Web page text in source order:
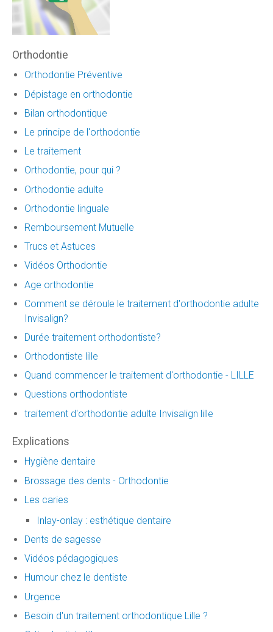
Orthodontie
Orthodontie Préventive
Dépistage en orthodontie
Bilan orthodontique
Le principe de l'orthodontie
Le traitement
Orthodontie, pour qui ?
Orthodontie adulte
Orthodontie linguale
Remboursement Mutuelle
Trucs et Astuces
Vidéos Orthodontie
Age orthodontie
Comment se déroule le traitement d'orthodontie adulte
Invisalign?
Durée traitement orthodontiste?
Orthodontiste lille
Quand commencer le traitement d'orthodontie - LILLE
Questions orthodontiste
traitement d'orthodontie adulte Invisalign lille
Explications
Hygiène dentaire
Brossage des dents - Orthodontie
Les caries
Inlay-onlay : esthétique dentaire
Dents de sagesse
Vidéos pédagogiques
Humour chez le dentiste
Urgence
Besoin d'un traitement orthodontique Lille ?